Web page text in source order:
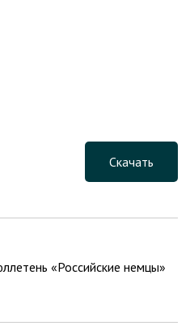
Скачать
«Российские немцы»